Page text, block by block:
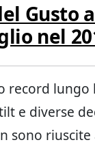
Gusto
nel
record lungo
e diverse
sono riuscite